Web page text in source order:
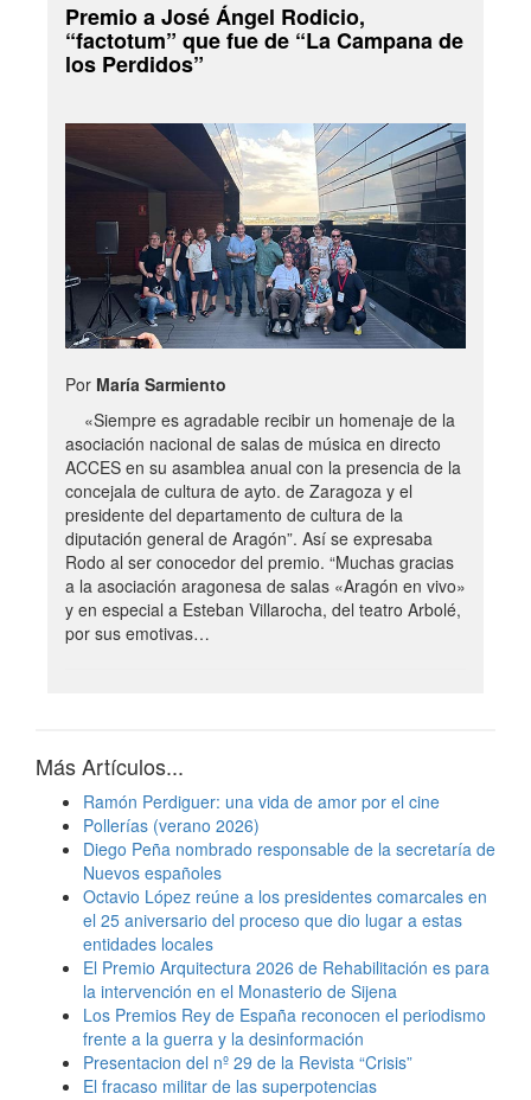
Premio a José Ángel Rodicio,
“factotum” que fue de “La Campana de
los Perdidos”
Por María Sarmiento
«Siempre es agradable recibir un homenaje de la
asociación nacional de salas de música en directo
ACCES en su asamblea anual con la presencia de la
concejala de cultura de ayto. de Zaragoza y el
presidente del departamento de cultura de la
diputación general de Aragón”. Así se expresaba
Rodo al ser conocedor del premio. “Muchas gracias
a la asociación aragonesa de salas «Aragón en vivo»
y en especial a Esteban Villarocha, del teatro Arbolé,
por sus emotivas…
Más Artículos...
Ramón Perdiguer: una vida de amor por el cine
Pollerías (verano 2026)
Diego Peña nombrado responsable de la secretaría de
Nuevos españoles
Octavio López reúne a los presidentes comarcales en
el 25 aniversario del proceso que dio lugar a estas
entidades locales
El Premio Arquitectura 2026 de Rehabilitación es para
la intervención en el Monasterio de Sijena
Los Premios Rey de España reconocen el periodismo
frente a la guerra y la desinformación
Presentacion del nº 29 de la Revista “Crisis”
El fracaso militar de las superpotencias